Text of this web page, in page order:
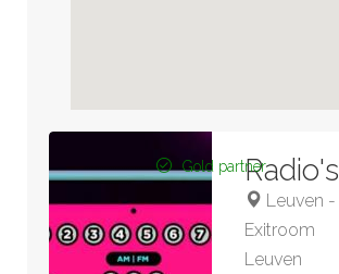
Gold partnerRadio's
Leuven -
Exitroom
Leuven